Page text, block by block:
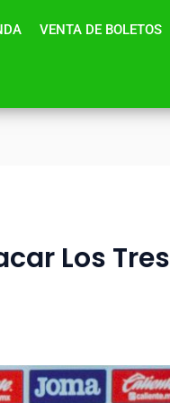
VENTA DE BOLETOS
Los Tres